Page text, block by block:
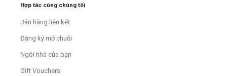
Hợp tác cùng chúng tôi
Bán hàng liên kết
Đăng ký mở chuỗi
Ngôi nhà của bạn
Gift Vouchers